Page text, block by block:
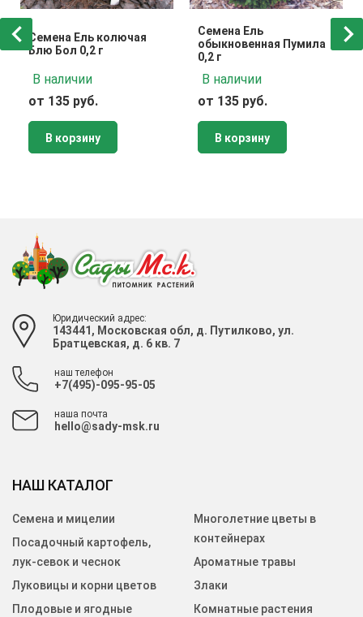
Семена Ель колючая
Блю Бол 0,2 г
В наличии
от 135 руб.
В корзину
Семена Ель
обыкновенная Пумила
0,2 г
В наличии
от 135 руб.
В корзину
Юридический адрес:
143441, Московская обл, д. Путилково, ул.
Братцевская, д. 6 кв. 7
наш телефон
+7(495)-095-95-05
наша почта
hello@sady-msk.ru
НАШ КАТАЛОГ
Семена и мицелии
Посадочный картофель,
лук-севок и чеснок
Луковицы и корни цветов
Плодовые и ягодные
Многолетние цветы в
контейнерах
Ароматные травы
Злаки
Комнатные растения